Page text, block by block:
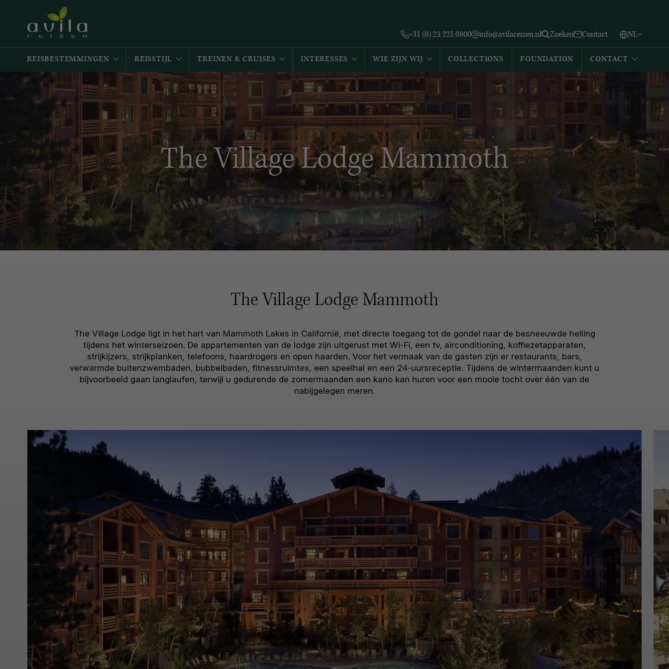
+31 (0) 23 221 0800 info@avilareizen.nl Zoeken Contact NL
Español
REISBESTEMMINGEN REISSTIJL TREINEN & CRUISES INTERESSES WIE ZIJN WIJ COLLECTIONS FOUNDATION CONTACT
The Village Lodge Mammoth
The Village Lodge Mammoth
The Village Lodge ligt in het hart van Mammoth Lakes in Californië, met directe toegang tot de gondel naar de besneeuwde helling
tijdens het winterseizoen. De appartementen van de lodge zijn uitgerust met Wi-Fi, een tv, airconditioning, koffiezetapparaten,
strijkijzers, strijkplanken, telefoons, haardrogers en open haarden. Voor het vermaak van de gasten zijn er restaurants, bars,
verwarmde buitenzwembaden, bubbelbaden, fitnessruimtes, een speelhal en een 24-uursreceptie. Tijdens de wintermaanden kunt u
bijvoorbeeld gaan langlaufen, terwijl u gedurende de zomermaanden een kano kan huren voor een mooie tocht over één van de
nabijgelegen meren.